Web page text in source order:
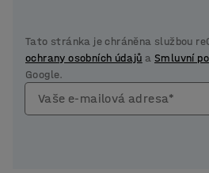
Tato stránka je chráněna službou
ochrany osobních údajů aSmluvní
Google.
Vaše e-mailová adresa*